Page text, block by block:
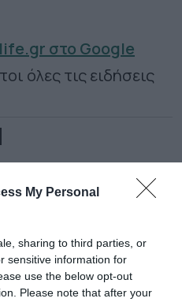
My Personal
sharing to third parties, or
sensitive information for
use the below opt-out
Please note that after your
στο Google
όλες τις ειδήσεις